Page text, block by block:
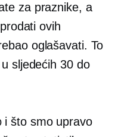
za praznike, a
ovih
oglašavati. To
sljedećih 30 do
i što smo upravo